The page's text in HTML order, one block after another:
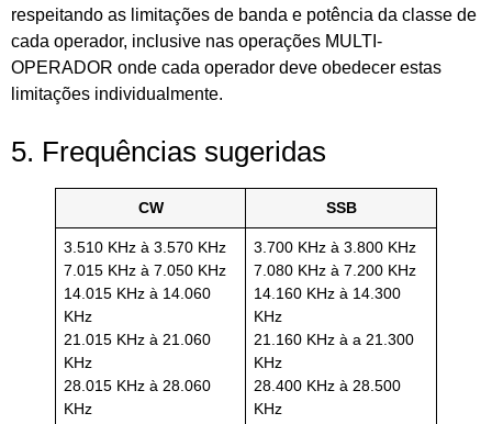
respeitando as limitações de banda e potência da classe de
cada operador, inclusive nas operações MULTI-
OPERADOR onde cada operador deve obedecer estas
limitações individualmente.
5. Frequências sugeridas
CW SSB
3.510 KHz à 3.570 KHz
7.015 KHz à 7.050 KHz
14.015 KHz à 14.060
KHz
21.015 KHz à 21.060
KHz
28.015 KHz à 28.060
KHz
3.700 KHz à 3.800 KHz
7.080 KHz à 7.200 KHz
14.160 KHz à 14.300
KHz
21.160 KHz à a 21.300
KHz
28.400 KHz à 28.500
KHz